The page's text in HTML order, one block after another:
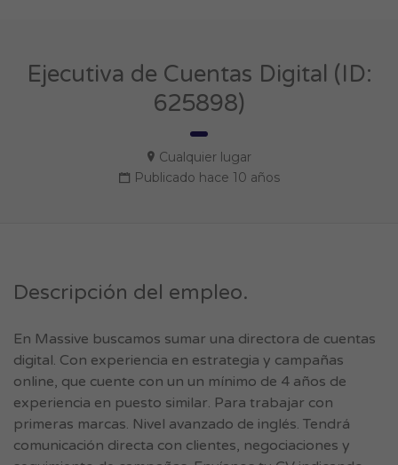
Ejecutiva de Cuentas Digital (ID:
625898)
Cualquier lugar
Publicado hace 10 años
Descripción del empleo.
En Massive buscamos sumar una directora de cuentas
digital. Con experiencia en estrategia y campañas
online, que cuente con un un mínimo de 4 años de
experiencia en puesto similar. Para trabajar con
primeras marcas. Nivel avanzado de inglés. Tendrá
comunicación directa con clientes, negociaciones y